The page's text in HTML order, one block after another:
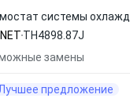
системы
TH4898.87J
замены
предложение